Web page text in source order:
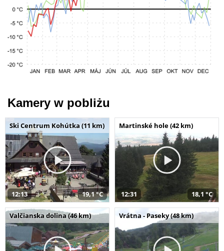
Kamery w pobliżu
Ski Centrum Kohútka (11 km)
12:13 19,1 °C
Martinské hole (42 km)
12:31 18,1 °C
Valčianska dolina (46 km) Vrátna - Paseky (48 km)